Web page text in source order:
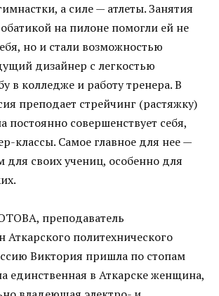
а силе — атлеты. Занятия
на пилоне помогли ей не
но и стали возможностью
дизайнер с легкостью
в колледже и работу тренера. В
преподает стрейчинг (растяжку)
постоянно совершенствует себя,
классы. Самое главное для нее —
своих учениц, особенно для
преподаватель
Аткарского политехнического
Виктория пришла по стопам
единственная в Аткарске женщина,